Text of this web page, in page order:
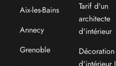
Aix-les-Bains
Annecy
Grenoble
Tarif d'un
architecte
d'intérieur
Décoration